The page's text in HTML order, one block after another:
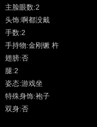
7、郎•华吉桑盖尊者
8、贝若扎那尊者
9、玉扎酿波尊者
10、多杰登炯尊者
11、益西扬尊者
12、索波拉华尊者
13、纳朗益西尊者
14、卡青•华吉旺修尊者
15、丹玛•翟芒尊者
主脸眼数:2
头饰:啊都没戴
手数:2
手持物:金刚镢 杵
翅膀:否
腿:2
姿态:游戏坐
特殊身饰:袍子
双身:否